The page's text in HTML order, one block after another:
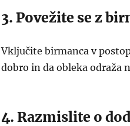
3. Povežite se z
Vključite birmanca v
dobro in da obleka odraža
4. Razmislite o